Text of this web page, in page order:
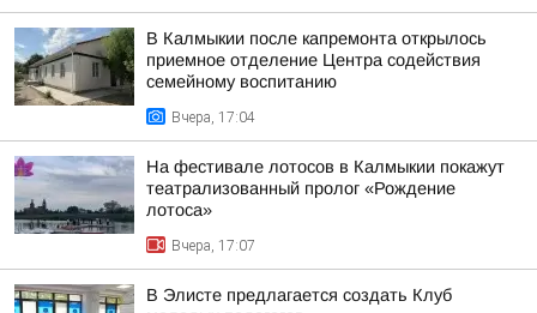
В Калмыкии после капремонта открылось
приемное отделение Центра содействия
семейному воспитанию
Вчера, 17:04
На фестивале лотосов в Калмыкии покажут
театрализованный пролог «Рождение
лотоса»
Вчера, 17:07
В Элисте предлагается создать Клуб